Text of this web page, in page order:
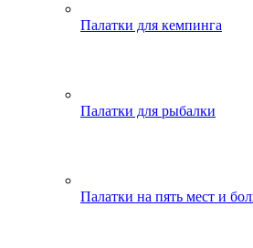
Палатки для кемпинга
Палатки для рыбалки
Палатки на пять мест и